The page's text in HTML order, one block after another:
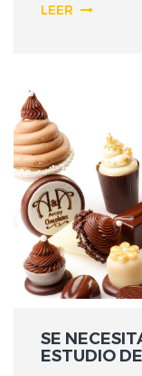
LEER
SE
ESTUDIO